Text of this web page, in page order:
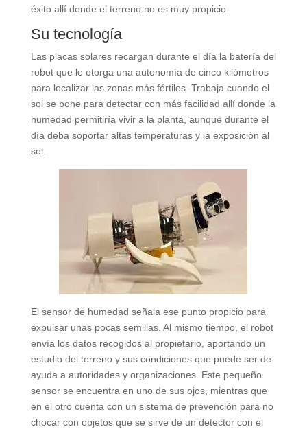
éxito allí donde el terreno no es muy propicio.
Su tecnología
Las placas solares recargan durante el día la batería del
robot que le otorga una autonomía de cinco kilómetros
para localizar las zonas más fértiles. Trabaja cuando el
sol se pone para detectar con más facilidad allí donde la
humedad permitiría vivir a la planta, aunque durante el
día deba soportar altas temperaturas y la exposición al
sol.
El sensor de humedad señala ese punto propicio para
expulsar unas pocas semillas. Al mismo tiempo, el robot
envía los datos recogidos al propietario, aportando un
estudio del terreno y sus condiciones que puede ser de
ayuda a autoridades y organizaciones. Este pequeño
sensor se encuentra en uno de sus ojos, mientras que
en el otro cuenta con un sistema de prevención para no
chocar con objetos que se sirve de un detector con el